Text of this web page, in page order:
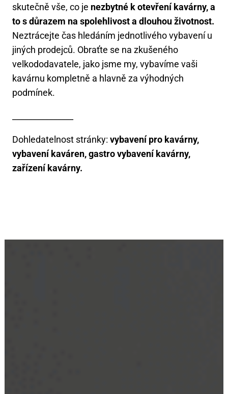
skutečně vše, co je nezbytné k otevření kavárny, a
to s důrazem na spolehlivost a dlouhou životnost.
Neztrácejte čas hledáním jednotlivého vybavení u
jiných prodejců. Obraťte se na zkušeného
velkododavatele, jako jsme my, vybavíme vaši
kavárnu kompletně a hlavně za výhodných
podmínek.
Dohledatelnost stránky: vybavení pro kavárny,
vybavení kaváren, gastro vybavení kavárny,
zařízení kavárny.